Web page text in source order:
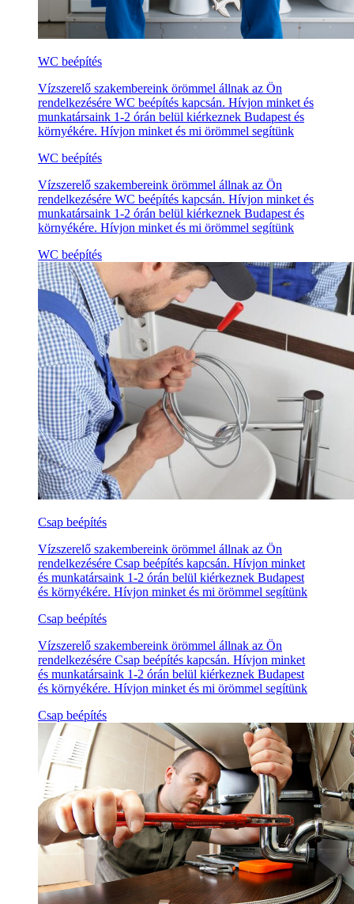
WC beépítés
Vízszerelő szakembereink örömmel állnak az Ön
rendelkezésére WC beépítés kapcsán. Hívjon minket és
munkatársaink 1-2 órán belül kiérkeznek Budapest és
környékére. Hívjon minket és mi örömmel segítünk
WC beépítés
Vízszerelő szakembereink örömmel állnak az Ön
rendelkezésére WC beépítés kapcsán. Hívjon minket és
munkatársaink 1-2 órán belül kiérkeznek Budapest és
környékére. Hívjon minket és mi örömmel segítünk
WC beépítés
Csap beépítés
Vízszerelő szakembereink örömmel állnak az Ön
rendelkezésére Csap beépítés kapcsán. Hívjon minket
és munkatársaink 1-2 órán belül kiérkeznek Budapest
és környékére. Hívjon minket és mi örömmel segítünk
Csap beépítés
Vízszerelő szakembereink örömmel állnak az Ön
rendelkezésére Csap beépítés kapcsán. Hívjon minket
és munkatársaink 1-2 órán belül kiérkeznek Budapest
és környékére. Hívjon minket és mi örömmel segítünk
Csap beépítés